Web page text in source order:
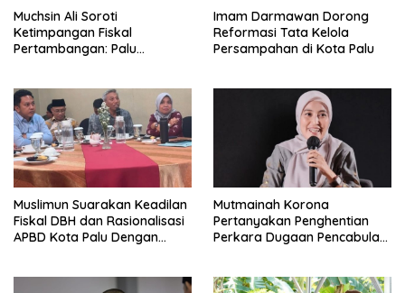
Muchsin Ali Soroti
Ketimpangan Fiskal
Pertambangan: Palu
Imam Darmawan Dorong
Reformasi Tata Kelola
Persampahan di Kota Palu
Muslimun Suarakan Keadilan
Fiskal DBH dan Rasionalisasi
APBD Kota Palu Dengan
Mutmainah Korona
Pertanyakan Penghentian
Perkara Dugaan Pencabulan